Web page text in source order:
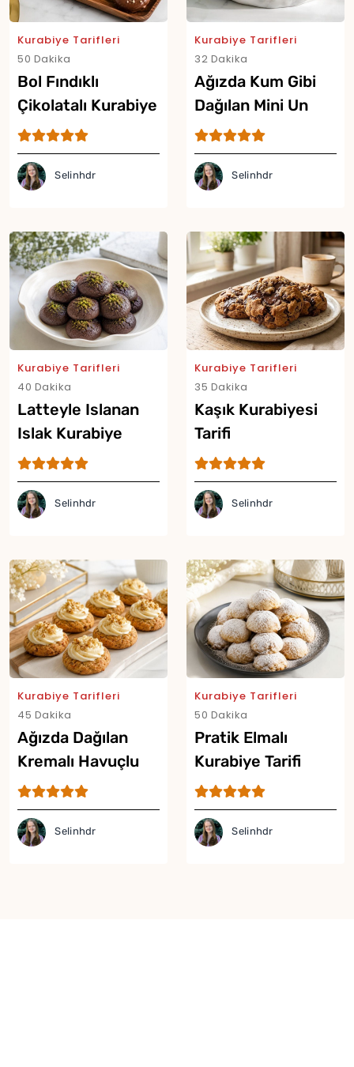
Kurabiye Tarifleri
50 Dakika
Bol Fındıklı
Çikolatalı Kurabiye
Tarifi
Selinhdr
Kurabiye Tarifleri
32 Dakika
Ağızda Kum Gibi
Dağılan Mini Un
Kurabiyesi Tarifi
Selinhdr
Kurabiye Tarifleri
40 Dakika
Latteyle Islanan
Islak Kurabiye
Tarifi
Selinhdr
Kurabiye Tarifleri
35 Dakika
Kaşık Kurabiyesi
Tarifi
Selinhdr
Kurabiye Tarifleri
45 Dakika
Ağızda Dağılan
Kremalı Havuçlu
Kurabiye Tarifi
Selinhdr
Kurabiye Tarifleri
50 Dakika
Pratik Elmalı
Kurabiye Tarifi
Selinhdr